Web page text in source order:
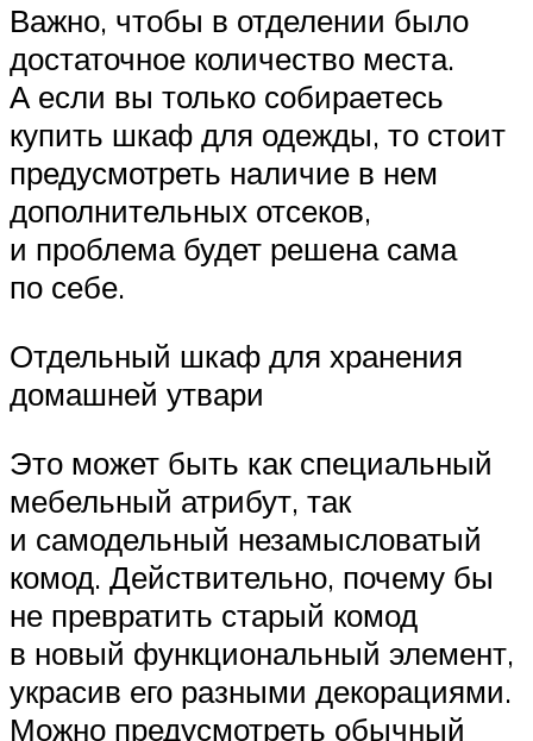
Важно, чтобы в отделении было
достаточное количество места.
А если вы только собираетесь
купить шкаф для одежды, то стоит
предусмотреть наличие в нем
дополнительных отсеков,
и проблема будет решена сама
по себе.
Отдельный шкаф для хранения
домашней утвари
Это может быть как специальный
мебельный атрибут, так
и самодельный незамысловатый
комод. Действительно, почему бы
не превратить старый комод
в новый функциональный элемент,
украсив его разными декорациями.
Можно предусмотреть обычный